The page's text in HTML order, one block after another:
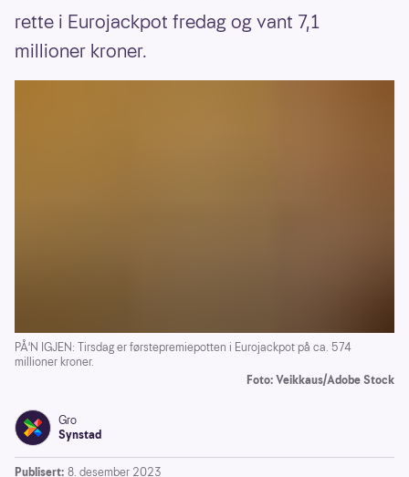
rette i Eurojackpot fredag og vant 7,1
millioner kroner.
PÅ'N IGJEN: Tirsdag er førstepremiepotten i Eurojackpot på ca. 574
millioner kroner.
Foto: Veikkaus/Adobe Stock
Gro
Synstad
Publisert: 8. desember 2023